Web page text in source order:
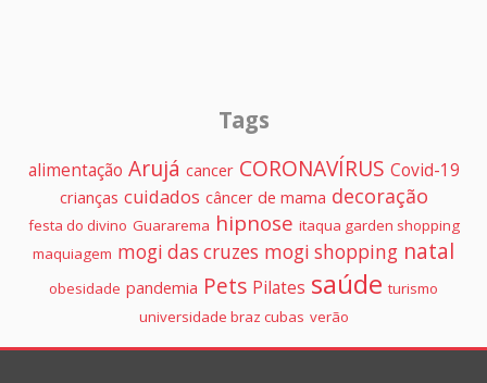
Tags
alimentação Arujá cancer CORONAVÍRUS Covid-19
crianças cuidados câncer de mama decoração
festa do divino Guararema hipnose itaqua garden shopping
maquiagem mogi das cruzes mogi shopping natal
obesidade pandemia Pets Pilates saúde turismo
universidade braz cubas verão